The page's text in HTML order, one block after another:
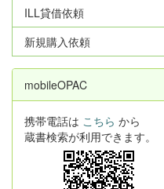
ILL貸借依頼
新規購入依頼
mobileOPAC
携帯電話は こちら から
蔵書検索が利用できます。